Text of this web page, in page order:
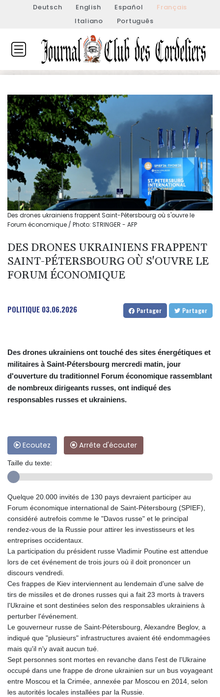
Deutsch English Español
Français
Italiano
Português
Des drones ukrainiens frappent Saint-Pétersbourg où s'ouvre le
Forum économique / Photo: STRINGER - AFP
DES DRONES UKRAINIENS FRAPPENT
SAINT-PÉTERSBOURG OÙ S'OUVRE LE
FORUM ÉCONOMIQUE
POLITIQUE 03.06.2026 Partager Partager
Des drones ukrainiens ont touché des sites énergétiques et
militaires à Saint-Pétersbourg mercredi matin, jour
d'ouverture du traditionnel Forum économique rassemblant
de nombreux dirigeants russes, ont indiqué des
responsables russes et ukrainiens.
Ecoutez Arrête d'écouter
Taille du texte:
Quelque 20.000 invités de 130 pays devraient participer au
Forum économique international de Saint-Pétersbourg (SPIEF),
considéré autrefois comme le "Davos russe" et le principal
rendez-vous de la Russie pour attirer les investisseurs et les
entreprises occidentaux.
La participation du président russe Vladimir Poutine est attendue
lors de cet événement de trois jours où il doit prononcer un
discours vendredi.
Ces frappes de Kiev interviennent au lendemain d'une salve de
tirs de missiles et de drones russes qui a fait 23 morts à travers
l'Ukraine et sont destinées selon des responsables ukrainiens à
perturber l'événement.
Le gouverneur russe de Saint-Pétersbourg, Alexandre Beglov, a
indiqué que "plusieurs" infrastructures avaient été endommagées
mais qu'il n'y avait aucun tué.
Sept personnes sont mortes en revanche dans l'est de l'Ukraine
occupé dans une frappe de drone ukrainien sur un bus voyageant
entre Moscou et la Crimée, annexée par Moscou en 2014, selon
les autorités locales installées par la Russie.